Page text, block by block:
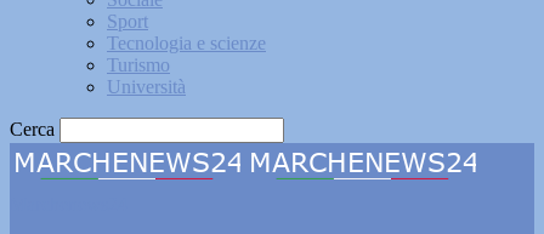
Sport
Tecnologia e scienze
Turismo
Università
Cerca